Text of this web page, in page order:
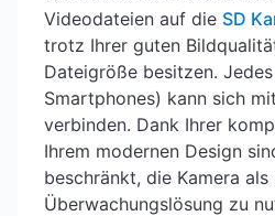
Videodateien auf die SD
trotz Ihrer guten
Dateigröße besitzen.
Smartphones) kann sich
verbinden. Dank Ihrer
Ihrem modernen Design
beschränkt, die Kamera als
Überwachungslösung zu